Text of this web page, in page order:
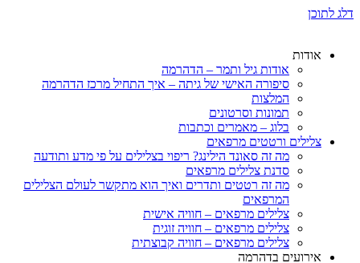
דלג לתוכן
אודות
אודות גיל ותמר – הדהרמה
סיפורה האישי של גיתה – איך התחיל מרכז הדהרמה
המלצות
תמונות וסרטונים
בלוג – מאמרים וכתבות
צלילים ורטטים מרפאים
מה זה סאונד הילינג? ריפוי בצלילים על פי מדע ותודעה
סדנת צלילים מרפאים
מה זה רטטים ותדרים ואיך הוא מתקשר לעולם הצלילים
המרפאים
צלילים מרפאים – חוויה אישית
צלילים מרפאים – חוויה זוגית
צלילים מרפאים – חוויה קבוצתית
אירועים בדהרמה